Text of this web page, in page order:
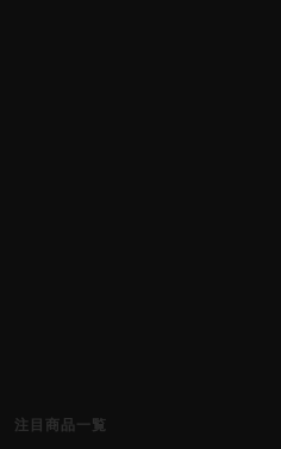
注目商品一覧